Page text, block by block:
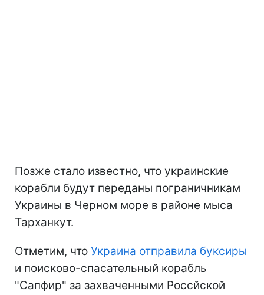
Позже стало известно, что украинские
корабли будут переданы пограничникам
Украины в Черном море в районе мыса
Тарханкут.
Отметим, что Украина отправила буксиры
и поисково-спасательный корабль
"Сапфир" за захваченными Россйской